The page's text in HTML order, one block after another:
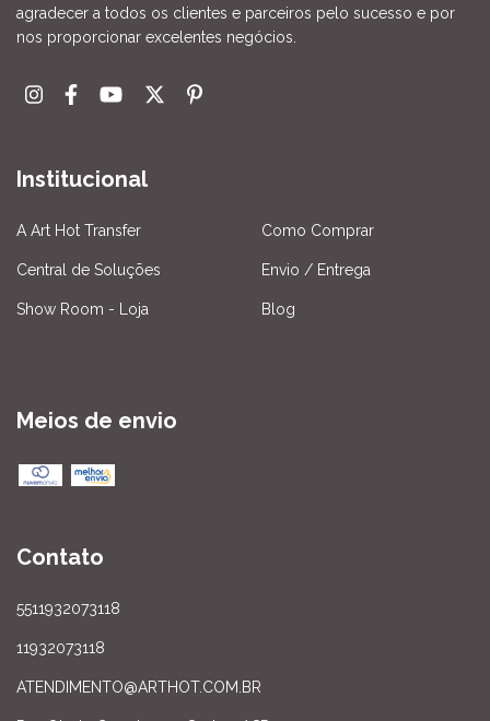
agradecer a todos os clientes e parceiros pelo sucesso e por
nos proporcionar excelentes negócios.
Institucional
A Art Hot Transfer Como Comprar
Central de Soluções Envio / Entrega
Show Room - Loja Blog
Meios de envio
Contato
5511932073118
11932073118
ATENDIMENTO@ARTHOT.COM.BR